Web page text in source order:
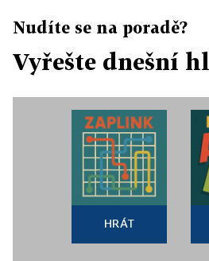
Nudíte se na poradě?
Vyřešte dnešní
HRÁT